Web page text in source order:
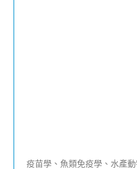
疫苗學、魚類免疫學、水產